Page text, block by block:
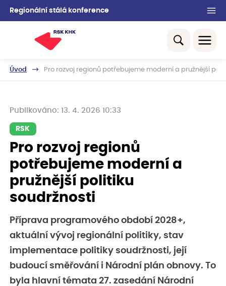
Regionální stálá konference
Úvod Pro rozvoj regionů potřebujeme moderní a pružnější
Publikováno: 13. 4. 2026 10:33
RSK
Pro rozvoj regionů
potřebujeme moderní a
pružnější politiku
soudržnosti
Příprava programového období 2028+,
aktuální vývoj regionální politiky, stav
implementace politiky soudržnosti, její
budoucí směřování i Národní plán obnovy. To
byla hlavní témata 27. zasedání Národní